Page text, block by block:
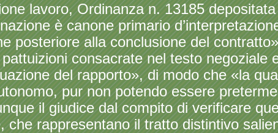
lavoro, Ordinanza n. 13185
è canone primario
posteriore alla conclusione del
consacrate nel testo negoziale
del rapporto», di modo che «la
pur non potendo essere
il giudice dal compito di verificare
che rappresentano il tratto distintivo